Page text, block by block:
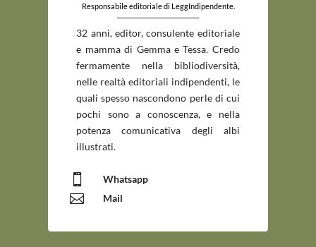
Responsabile editoriale di LeggIndipendente.
_____________________________
32 anni, editor, consulente editoriale
e mamma di Gemma e Tessa. Credo
fermamente nella bibliodiversità,
nelle realtà editoriali indipendenti, le
quali spesso nascondono perle di cui
pochi sono a conoscenza, e nella
potenza comunicativa degli albi
illustrati.
 Whatsapp
 Mail